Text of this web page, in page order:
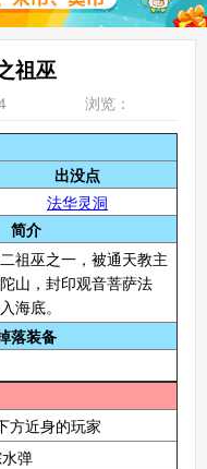
祖巫
浏览：
出没点
法华灵洞
简介
祖巫之一，被通天教主
山，封印观音菩萨法
海底。
落装备
方近身的玩家
弹